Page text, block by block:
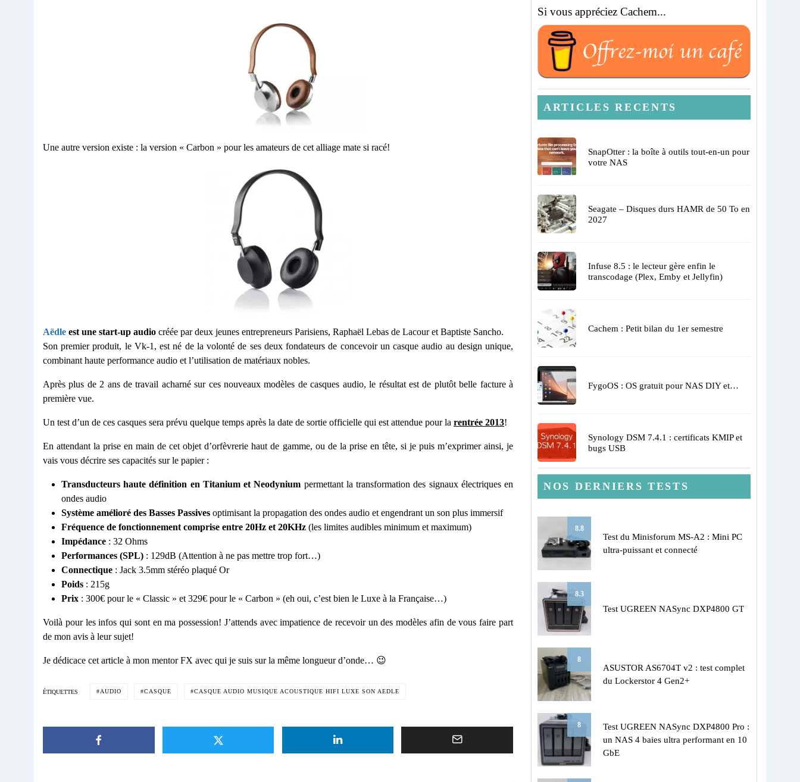
Une autre version existe : la version « Carbon » pour les amateurs de cet alliage mate si racé!
Aëdle est une start-up audio créée par deux jeunes entrepreneurs Parisiens, Raphaël Lebas de Lacour et Baptiste Sancho.
Son premier produit, le Vk-1, est né de la volonté de ses deux fondateurs de concevoir un casque audio au design unique,
combinant haute performance audio et l’utilisation de matériaux nobles.
Après plus de 2 ans de travail acharné sur ces nouveaux modèles de casques audio, le résultat est de plutôt belle facture à
première vue.
Un test d’un de ces casques sera prévu quelque temps après la date de sortie officielle qui est attendue pour la rentrée 2013!
En attendant la prise en main de cet objet d’orfèvrerie haut de gamme, ou de la prise en tête, si je puis m’exprimer ainsi, je
vais vous décrire ses capacités sur le papier :
Transducteurs haute définition en Titanium et Neodynium permettant la transformation des signaux électriques en
ondes audio
Système amélioré des Basses Passives optimisant la propagation des ondes audio et engendrant un son plus immersif
Fréquence de fonctionnement comprise entre 20Hz et 20KHz (les limites audibles minimum et maximum)
Impédance : 32 Ohms
Performances (SPL) : 129dB (Attention à ne pas mettre trop fort…)
Connectique : Jack 3.5mm stéréo plaqué Or
Poids : 215g
Prix : 300€ pour le « Classic » et 329€ pour le « Carbon » (eh oui, c’est bien le Luxe à la Française…)
Voilà pour les infos qui sont en ma possession! J’attends avec impatience de recevoir un des modèles afin de vous faire part
de mon avis à leur sujet!
Je dédicace cet article à mon mentor FX avec qui je suis sur la même longueur d’onde… 😉
ÉTIQUETTES AUDIO CASQUE CASQUE AUDIO MUSIQUE ACOUSTIQUE HIFI LUXE SON AEDLE
Si vous appréciez Cachem...
ARTICLES RECENTS
SnapOtter : la boîte à outils tout-en-un pour
votre NAS
Seagate – Disques durs HAMR de 50 To en
2027
Infuse 8.5 : le lecteur gère enfin le
transcodage (Plex, Emby et Jellyfin)
Cachem : Petit bilan du 1er semestre
FygoOS : OS gratuit pour NAS DIY et…
Synology DSM 7.4.1 : certificats KMIP et
bugs USB
NOS DERNIERS TESTS
8.8
Test du Minisforum MS-A2 : Mini PC
ultra-puissant et connecté
8.3
Test UGREEN NASync DXP4800 GT
8
ASUSTOR AS6704T v2 : test complet
du Lockerstor 4 Gen2+
8
Test UGREEN NASync DXP4800 Pro :
un NAS 4 baies ultra performant en 10
GbE